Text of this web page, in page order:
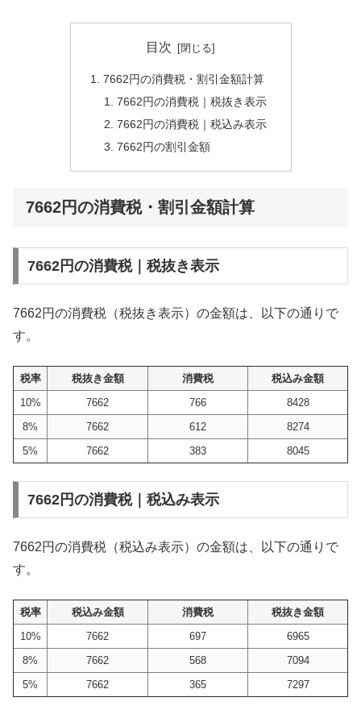
目次
7662円の消費税・割引金額計算
7662円の消費税｜税抜き表示
7662円の消費税｜税込み表示
7662円の割引金額
7662円の消費税・割引金額計算
7662円の消費税｜税抜き表示
7662円の消費税（税抜き表示）の金額は、以下の通りで
す。
税率 税抜き金額 消費税
税込み金額
10%
7662 766
8428
8%
7662 612
8274
5%
7662 383 8045
7662円の消費税｜税込み表示
7662円の消費税（税込み表示）の金額は、以下の通りで
す。
税率 税込み金額 消費税
税抜き金額
10%
7662 697
6965
8%
7662 568
7094
5%
7662 365 7297